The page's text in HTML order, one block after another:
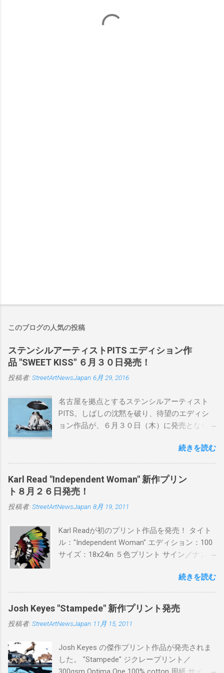
このブログの人気の投稿
ステンシルアーティストPITS エディション作
品 "SWEET KISS" ６月３０日発売！
投稿者: StreetArtNewsJapan 6月 29, 2016
名古屋を拠点とするステンシルアーティスト
PITS。しばしの沈黙を破り、待望のエディシ
ョン作品が、６月３０日（木）に発売となり
品に落とし込むスタイルは今作でも健在。(
PITSの過去記事はこちらから ) 発売日：6月30
日(木)19時 タイトル：SWEET KISS カラー：
BLUE/MINT GREEN/PINK/YELLOW エディショ
ン：各色５ サイズ：800mm × 550mm 価格：
¥16,000(¥17,280) 購入は、 こちら から
続きを読む
Karl Read "Independent Woman" 新作プリン
ト８月２６日発売！
投稿者: StreetArtNewsJapan 8月 19, 2011
Karl Readが初のプリント作品を発売！ タイト
ル："Independent Woman" エディション：100
サイズ：18x24in ５色プリント サイン／ナンバ
ドフィニッシュバージョン（エディション：
25）$125 購入は８月２６日に こちら から
続きを読む
Josh Keyes "Stampede" 新作プリント発売
投稿者: StreetArtNewsJapan 11月 15, 2011
Josh Keyes の傑作プリント作品が発売されま
した。 "Stampede" ジクレープリント／